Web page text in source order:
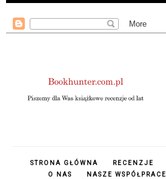
STRONA GŁÓWNA RECENZJE
O NAS
NASZE WSPÓŁPRACE